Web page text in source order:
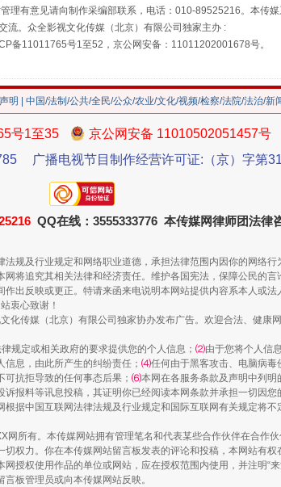
除了知识还要"留白"
送你一朵小红花
茶叶“炒上天”
理有意见请向制作采编部联系，电话：010-89525216。本传
流。众全影视文化传媒（北京）有限公司独家主办 :
备11011765号1至52，京公网安备：11011202001678号。
明 | 中国/法制/公共/全民/公众/农业/文化/视频/检察/法院/法治/新
号1至35
京公网安备 11010502051457号
广播电视节目制作经营许可证:（京）字第
QQ在线：3555333776 本传媒网律师团法律
规及行业规定和网络职业道德，承担法律范围内因你的网络
将追究其相关法律和经济责任。维护各国宪法，保障公民的
出反映或更正。特请来函来电说明本网站提供内容系本人或
衷心致谢！
化传媒（北京）有限公司独家协办发布广告。欢迎合法、健康
规定或相关政府的要求提供您的个人信息； ⑵由于您将个人信
息，由此所产生的纠纷责任； ⑷任何由于黑客攻击、电脑病毒
可抗拒导致的任何事态后果； ⑹本网在各服务条款及声明中列明
报料等讯息投稿，其证明你已经阅读本网条款并承担一切因
据中国互联网法律法规及行业规定和国际互联网有关规定将不
网所有。本传媒网站拥有管理笔名和代表某些合作伙伴在合作
权力。你在本传媒网站留言板发表的评论和投稿，本网站有
授权使用作品的单位或网站，应在授权范围内使用，并注明“
板管理员或向本传媒网站反映。